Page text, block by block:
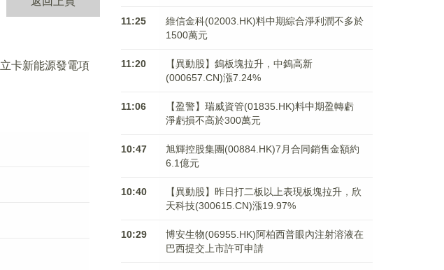
卡新能源發電項
11:25
維信金科(02003.HK)料中期綜合淨利潤不多於
1500萬元
11:20
【異動股】鎢板塊拉升，中鎢高新
(000657.CN)漲7.24%
11:06
【盈警】瑞威資管(01835.HK)料中期盈轉虧
淨虧損不高於300萬元
10:47
旭輝控股集團(00884.HK)7月合同銷售金額約
6.1億元
10:40
【異動股】昨日打二板以上表現板塊拉升，欣
天科技(300615.CN)漲19.97%
10:29
博安生物(06955.HK)阿柏西普眼內注射溶液在
巴西提交上市許可申請